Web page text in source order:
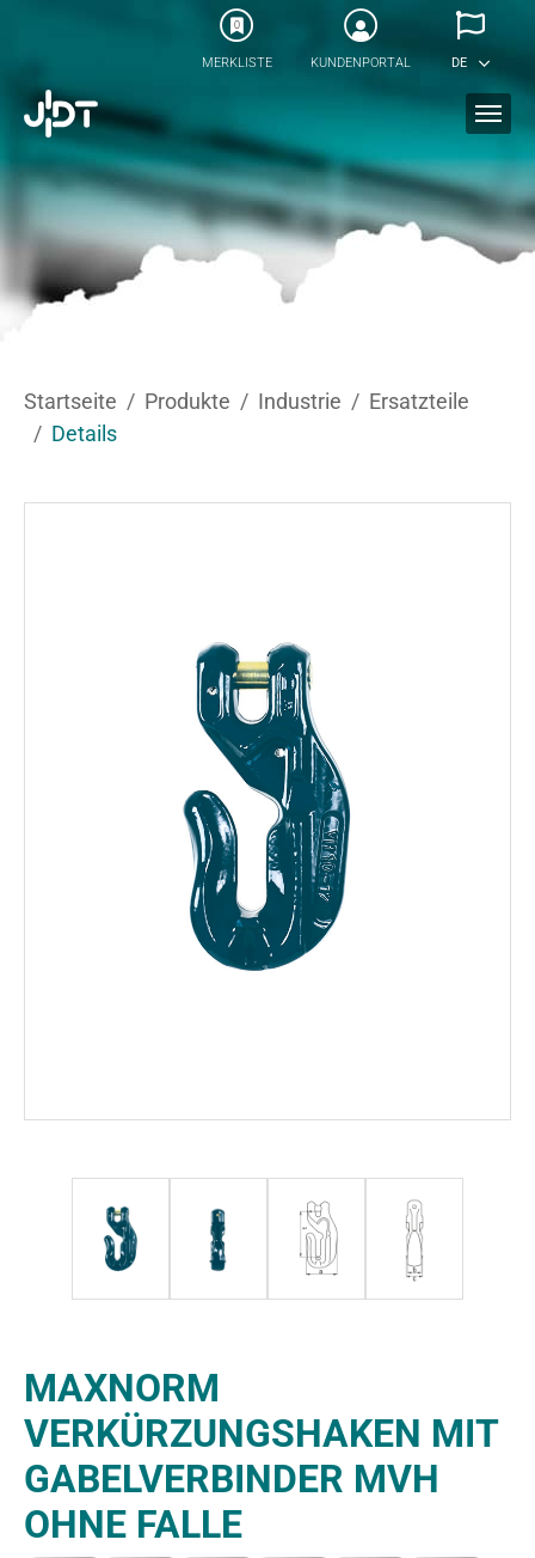
0
MERKLISTE KUNDENPORTAL DE
Startseite Produkte Industrie
Ersatzteile
Details
MAXNORM
VERKÜRZUNGSHAKEN MIT
GABELVERBINDER MVH
OHNE FALLE